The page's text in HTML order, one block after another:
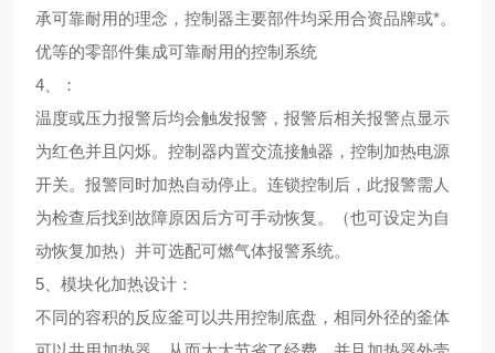
承可靠耐用的理念，控制器主要部件均采用合资品牌或*。
优等的零部件集成可靠耐用的控制系统
4、
：
温度或压力报警后均会触发报警，报警后相关报警点显示
为红色并且闪烁。控制器内置交流接触器，控制加热电源
开关。报警同时加热自动停止。连锁控制后，此报警需人
为检查后找到故障原因后方可手动恢复。（也可设定为自
动恢复加热）并可选配可燃气体报警系统。
5、 模块化加热设计 ：
不同的容积的反应釜可以共用控制底盘，相同外径的釜体